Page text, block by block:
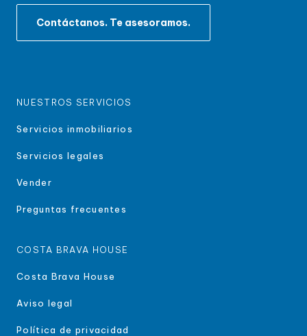
Contáctanos. Te asesoramos.
NUESTROS SERVICIOS
Servicios inmobiliarios
Servicios legales
Vender
Preguntas frecuentes
COSTA BRAVA HOUSE
Costa Brava House
Aviso legal
Política de privacidad